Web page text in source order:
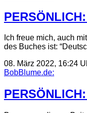
Ich freue mich, auch
des Buches ist:
08. März 2022, 16:24
BobBlume.de: